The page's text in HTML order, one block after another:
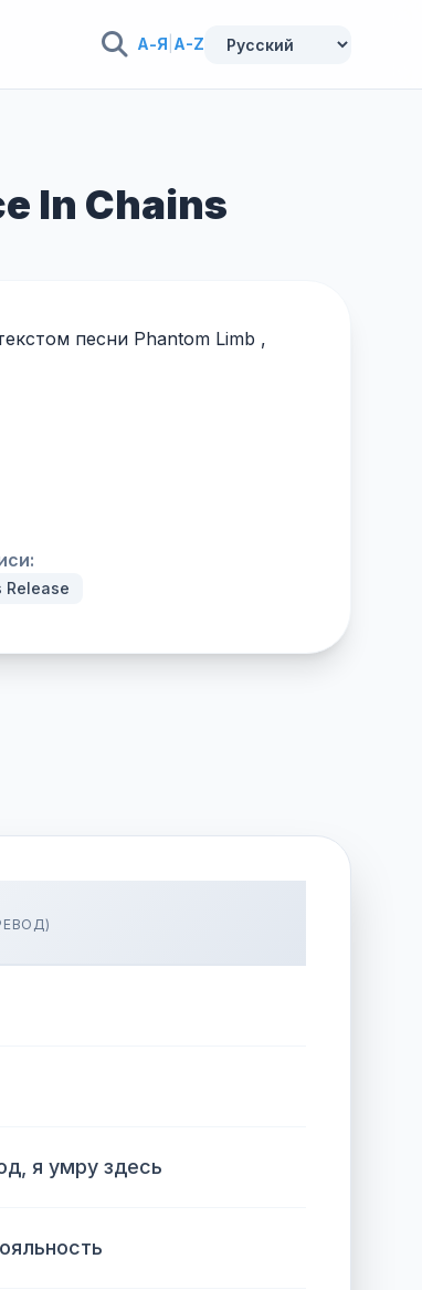
А-Я A-Z
In Chains
песни Phantom Limb ,
Release
я умру здесь